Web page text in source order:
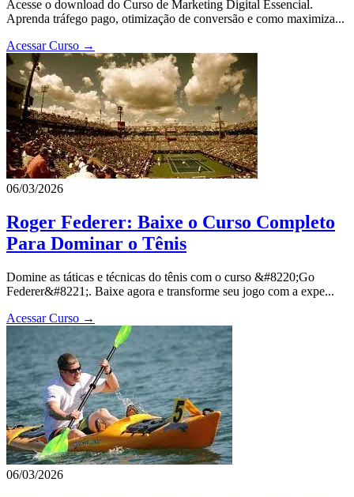
Acesse o download do Curso de Marketing Digital Essencial.
Aprenda tráfego pago, otimização de conversão e como maximiza...
Acessar Curso →
06/03/2026
Roger Federer: Baixe o Curso Completo
Para Dominar o Tênis
Domine as táticas e técnicas do tênis com o curso &#8220;Go
Federer&#8221;. Baixe agora e transforme seu jogo com a expe...
Acessar Curso →
06/03/2026